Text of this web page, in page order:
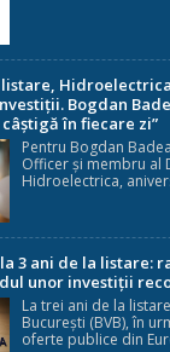
Bogdan
în fiecare zi”
Pentru Bogdan
Officer și membru al
Hidroelectrica,
3 ani de la listare:
unor investiții
La trei ani de la
București (BVB), în
oferte publice din